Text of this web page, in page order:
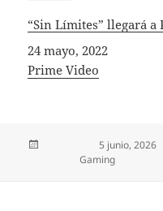
“Sin Límites” llegará
Fecha
24 mayo, 2022
In relation to
Prime Video
Publicado el5 junio, 2026
CategoríasGaming